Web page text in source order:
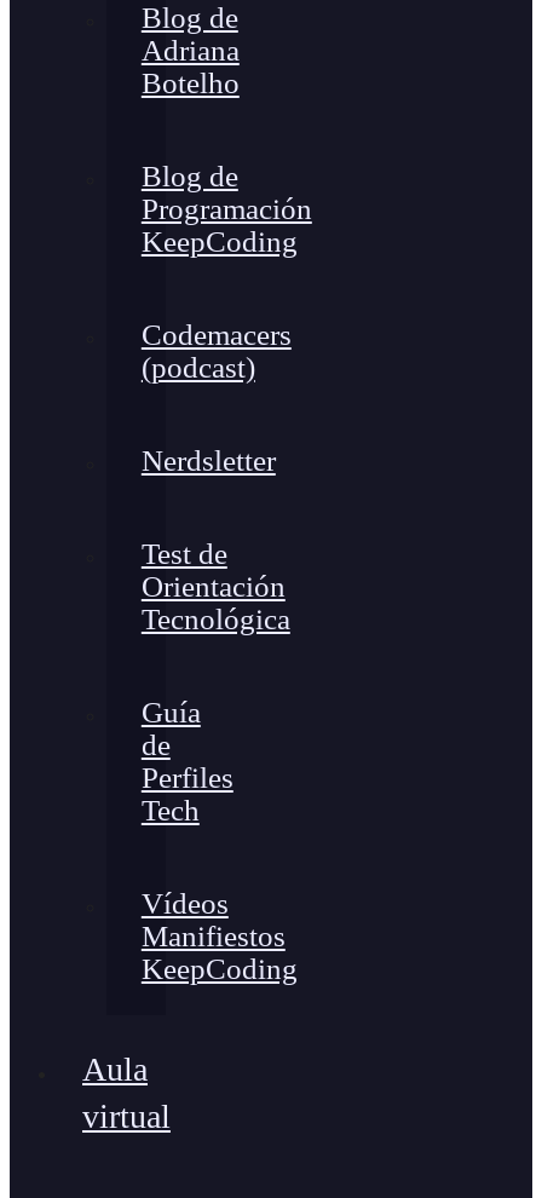
Blog de
Adriana
Botelho
Blog de
Programación
KeepCoding
Codemacers
(podcast)
Nerdsletter
Test de
Orientación
Tecnológica
Guía
de
Perfiles
Tech
Vídeos
Manifiestos
KeepCoding
Aula
virtual